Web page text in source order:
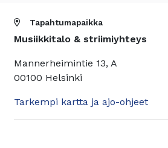
Tapahtumapaikka
Musiikkitalo & striimiyhteys
Mannerheimintie 13, A
00100 Helsinki
Tarkempi kartta ja ajo-ohjeet